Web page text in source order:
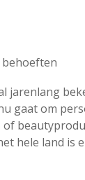
behoeften
jarenlang
gaat om
hele land is